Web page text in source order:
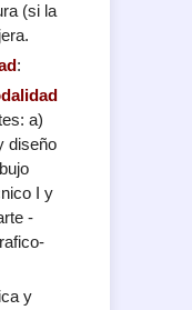
(si la
:
a)
diseño
I y
-
y